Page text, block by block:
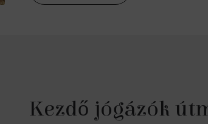
Kezdő jógázók